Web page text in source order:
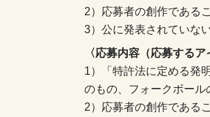
2）応募者の創作である
3）公に発表されていない
〈応募内容（応募する
1）「特許法に定める発
のもの、フォークボール
2）応募者の創作である